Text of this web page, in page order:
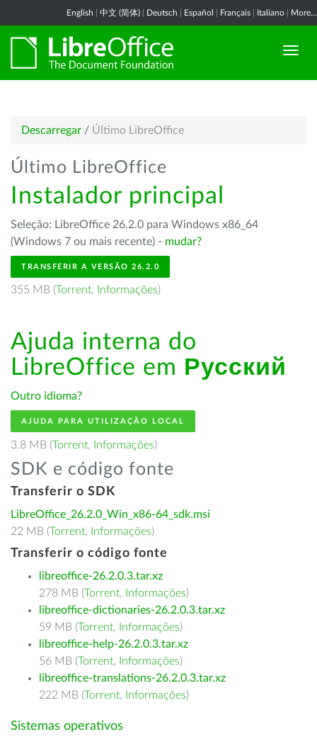
English 中文 (简体) Deutsch Español Français Italiano More...
Descarregar / Último LibreOffice
Último LibreOffice
Instalador principal
Seleção: LibreOffice 26.2.0 para Windows x86_64
(Windows 7 ou mais recente) - mudar?
TRANSFERIR A VERSÃO 26.2.0
355 MB (Torrent, Informações)
Ajuda interna do
LibreOffice em Русский
Outro idioma?
AJUDA PARA UTILIZAÇÃO LOCAL
3.8 MB (Torrent, Informações)
SDK e código fonte
Transferir o SDK
LibreOffice_26.2.0_Win_x86-64_sdk.msi
22 MB (Torrent, Informações)
Transferir o código fonte
libreoffice-26.2.0.3.tar.xz
278 MB (Torrent, Informações)
libreoffice-dictionaries-26.2.0.3.tar.xz
59 MB (Torrent, Informações)
libreoffice-help-26.2.0.3.tar.xz
56 MB (Torrent, Informações)
libreoffice-translations-26.2.0.3.tar.xz
222 MB (Torrent, Informações)
Sistemas operativos